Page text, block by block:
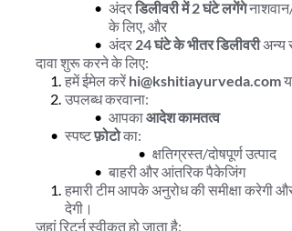
अंदर डिलीवरी में 2 घंटे लगेंगे
के लिए, और
अंदर 24 घंटे के भीतर डिलीवरी अन्य
दावा शुरू करने के लिए:
हमें ईमेल करें hi@kshitiayurveda.com
उपलब्ध करवाना:
आपका आदेश कामतत्व
स्पष्ट फ़ोटो का:
क्षतिग्रस्त/दोषपूर्ण उत्पाद
बाहरी और आंतरिक पैकेजिंग
हमारी टीम आपके अनुरोध की समीक्षा करेगी
देगी।
जहां रिटर्न स्वीकृत हो जाता है: